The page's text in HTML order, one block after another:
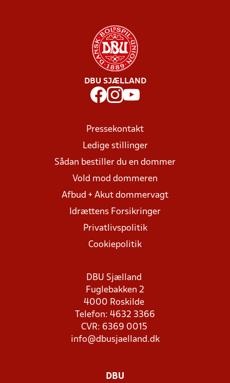
DBU SJÆLLAND
Pressekontakt
Ledige stillinger
Sådan bestiller du en dommer
Vold mod dommeren
Afbud + Akut dommervagt
Idrættens Forsikringer
Privatlivspolitik
Cookiepolitik
DBU Sjælland
Fuglebakken 2
4000 Roskilde
Telefon: 4632 3366
CVR: 6369 0015
info@dbusjaelland.dk
DBU